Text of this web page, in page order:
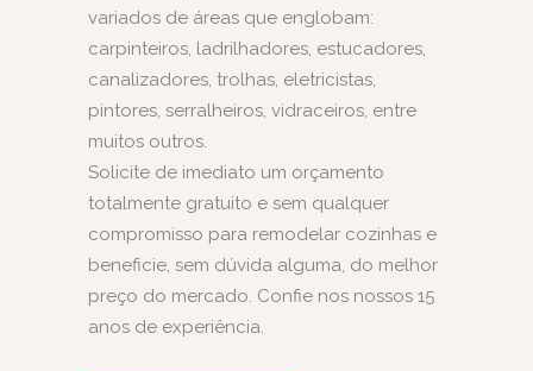
variados de áreas que englobam:
carpinteiros, ladrilhadores, estucadores,
canalizadores, trolhas, eletricistas,
pintores, serralheiros, vidraceiros, entre
muitos outros.
Solicite de imediato um orçamento
totalmente gratuito e sem qualquer
compromisso para remodelar cozinhas e
beneficie, sem dúvida alguma, do melhor
preço do mercado. Confie nos nossos 15
anos de experiência.